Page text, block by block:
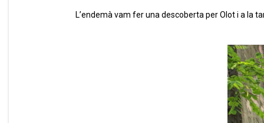
L’endemà vam fer una descoberta per Olot i a la